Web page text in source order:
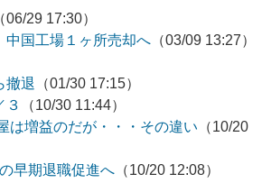
（06/29 17:30）
国工場１ヶ所売却へ （03/09 13:27）
撤退
（01/30 17:15）
３
（10/30 11:44）
増益のだが・・・その違い （10/20
早期退職促進へ （10/20 12:08）